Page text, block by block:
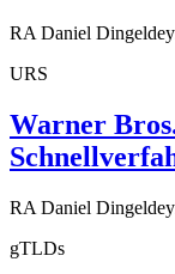
RA Daniel Dingeldey
URS
Warner
RA Daniel Dingeldey
gTLDs